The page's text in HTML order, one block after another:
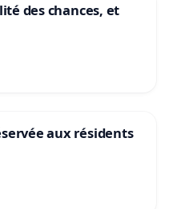
des chances, et
aux résidents